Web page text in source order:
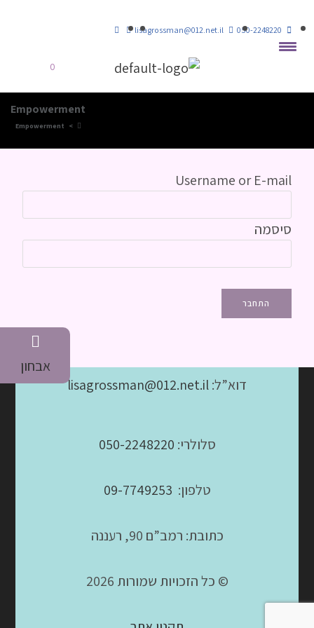
050-2248220
lisagrossman@012.net.il
0
Empowerment
>
Empowerment
Username or E-mail
סיסמה
כתובת: רמב”ם 90, רעננה
טלפון: 09-7749253
סלולרי: 050-2248220
דוא”ל:lisagrossman@012.net.il
אבחון
© כל הזכויות שמורות 2026